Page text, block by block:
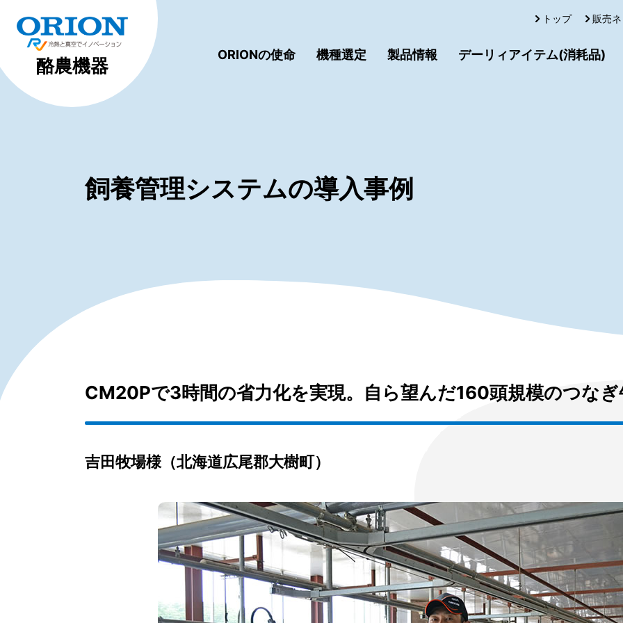
酪農機器 ORIONの使命 機種選定 製品情報 デーリィアイテム(消耗品)
トップ 販売
飼養管理システムの導入事例
CM20Pで3時間の省力化を実現。自ら望んだ160頭規模のつなぎ
吉田牧場様（北海道広尾郡大樹町）